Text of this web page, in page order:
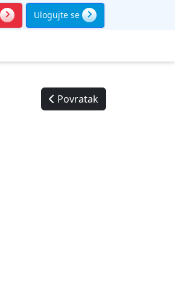
Ulogujte se
Povratak